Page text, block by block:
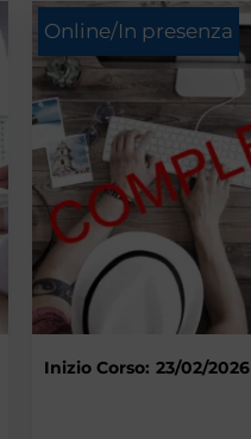
Inizio Corso: 23/02/2026
Online/In presenza